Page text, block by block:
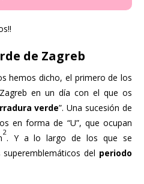
de Zagreb
hemos dicho, el primero de los
en un día con el que os
verde”. Una sucesión de
en forma de “U”, que ocupan
2
. Y a lo largo de los que se
del periodo